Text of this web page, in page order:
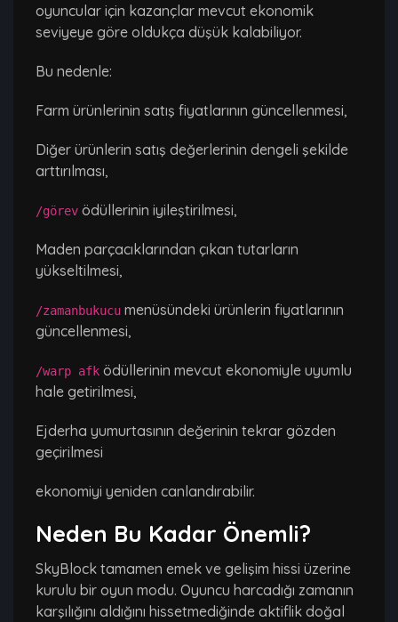
oyuncular için kazançlar mevcut ekonomik
seviyeye göre oldukça düşük kalabiliyor.
Bu nedenle:
Farm ürünlerinin satış fiyatlarının güncellenmesi,
Diğer ürünlerin satış değerlerinin dengeli şekilde
arttırılması,
/görev ödüllerinin iyileştirilmesi,
Maden parçacıklarından çıkan tutarların
yükseltilmesi,
/zamanbukucu menüsündeki ürünlerin fiyatlarının
güncellenmesi,
/warp afk ödüllerinin mevcut ekonomiyle uyumlu
hale getirilmesi,
Ejderha yumurtasının değerinin tekrar gözden
geçirilmesi
ekonomiyi yeniden canlandırabilir.
Neden Bu Kadar Önemli?
SkyBlock tamamen emek ve gelişim hissi üzerine
kurulu bir oyun modu. Oyuncu harcadığı zamanın
karşılığını aldığını hissetmediğinde aktiflik doğal